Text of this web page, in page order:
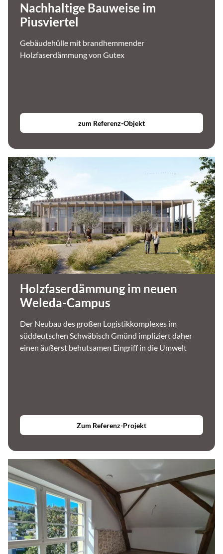
Nachhaltige Bauweise im
Piusviertel
Gebäudehülle mit brandhemmender
Holzfaserdämmung von Gutex
zum Referenz-Objekt
Holzfaserdämmung im neuen
Weleda-Campus
Der Neubau des großen Logistikkomplexes im
süddeutschen Schwäbisch Gmünd impliziert daher
einen äußerst behutsamen Eingriff in die Umwelt
Zum Referenz-Projekt